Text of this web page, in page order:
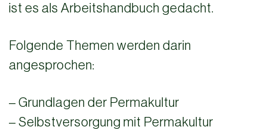
ist es als Arbeitshandbuch gedacht.
Folgende Themen werden darin
angesprochen:
– Grundlagen der Permakultur
– Selbstversorgung mit Permakultur